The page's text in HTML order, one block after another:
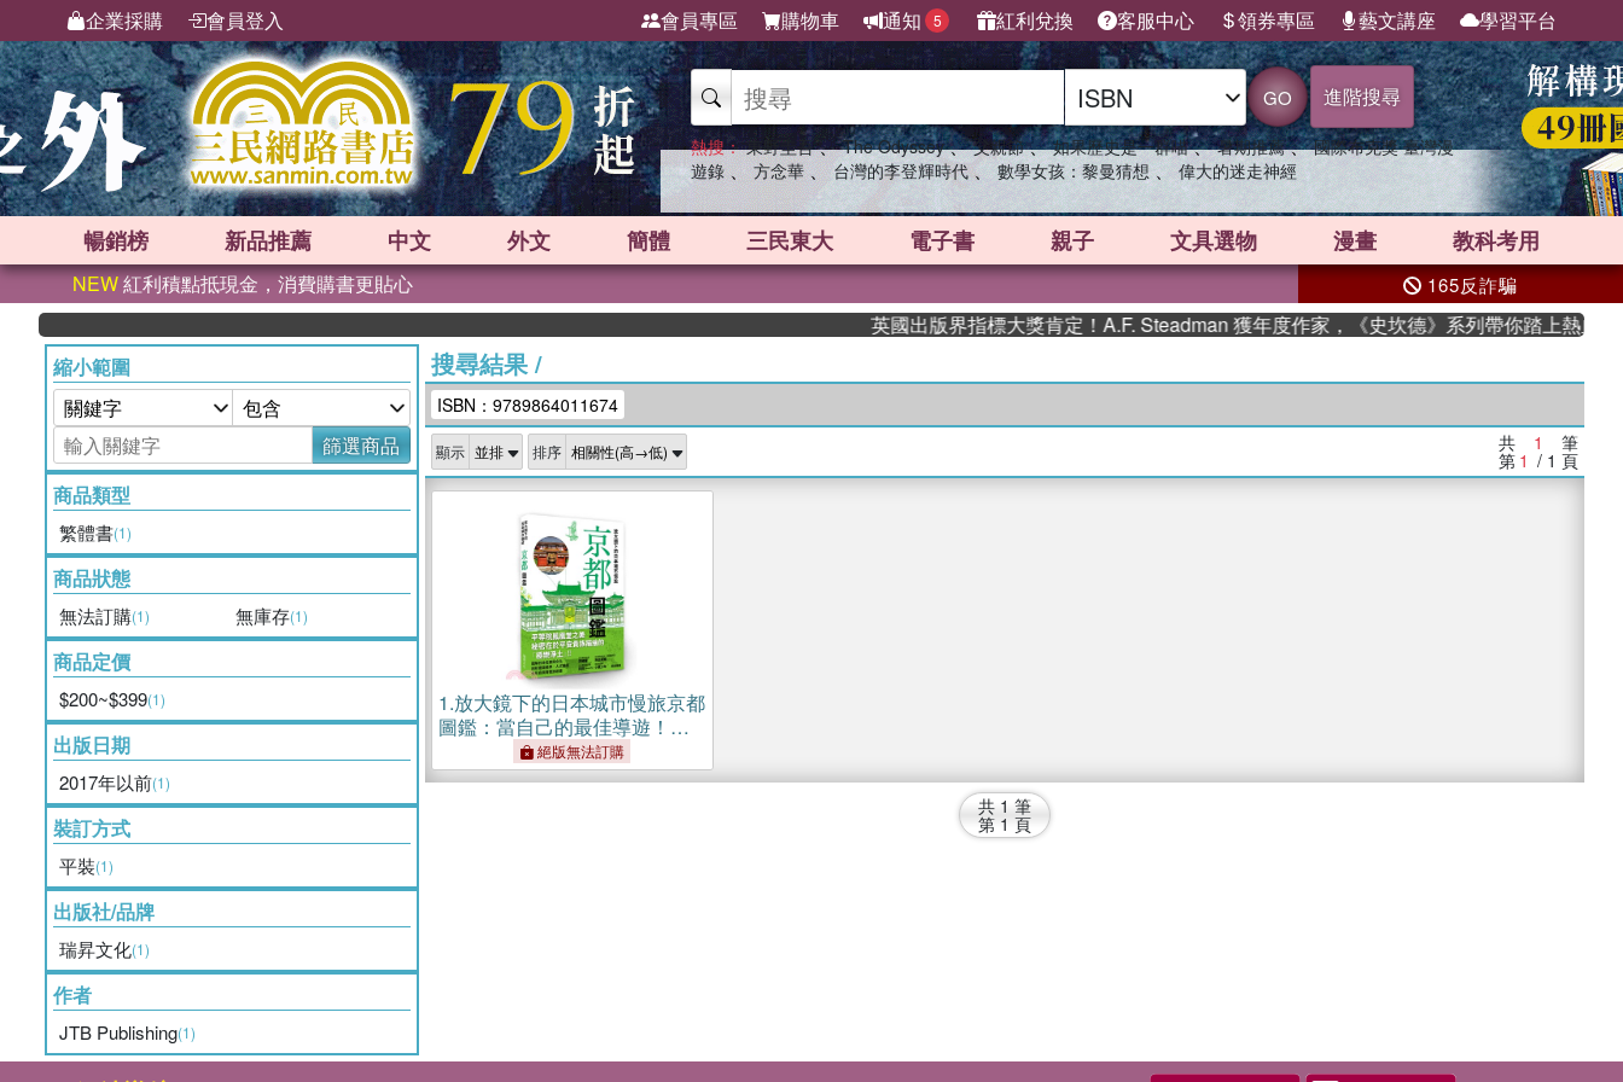
企業採購 會員登入 會員專區 購物車 通知 5 紅利兌換 客服中心 領券專區 藝文講座 學習平台
GO 進階搜尋
熱搜： 東野圭吾 、 The Odyssey 、 父親節 、 如果歷史是一群喵 、 暑期推薦 、 國際布克獎 臺灣漫
遊錄 、 方念華 、 台灣的李登輝時代 、 數學女孩：黎曼猜想 、 偉大的迷走神經
暢銷榜 新品推薦 中文 外文 簡體 三民東大 電子書 親子 文具選物 漫畫 教科考用
NEW紅利積點抵現金，消費購書更貼心 165反詐騙
英國出版界指標大獎肯定！A.F. Steadman 獲年度作家，《史坎德》系列帶你踏上熱血奇幻
縮小範圍
篩選商品
商品類型
繁體書(1)
商品狀態
無法訂購(1) 無庫存(1)
商品定價
$200~$399(1)
出版日期
2017年以前(1)
裝訂方式
平裝(1)
出版社/品牌
瑞昇文化(1)
作者
JTB Publishing(1)
搜尋結果/
ISBN：9789864011674
顯示 排序 共 1 筆
第 1 / 1 頁
1.放大鏡下的日本城市慢旅京都
圖鑑：當自己的最佳導遊！圖
解日本名勝與文化，剖析建築
美學．人文內涵，全彩自我導
絕版無法訂購
共 1 筆
第 1 頁